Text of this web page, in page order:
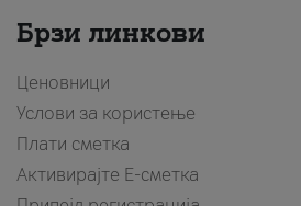
Брзи линкови
Ценовници
Услови за користење
Плати сметка
Активирајте Е-сметка